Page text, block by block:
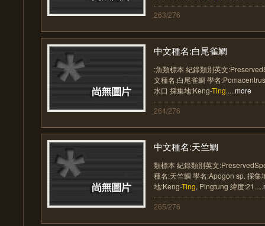
263/276
中文種名:白尾雀鯛
:魚類標本 紀錄類別英文
文種名:白尾雀鯛 學名
水口 採集地:Keng-Ting.....more
264/276
中文種名:天竺鯛
類標本 紀錄類別英文
種名:天竺鯛 學名:Apogon sp. 採集
地:Keng-Ting, Pingtung 緯度:21.....
265/276